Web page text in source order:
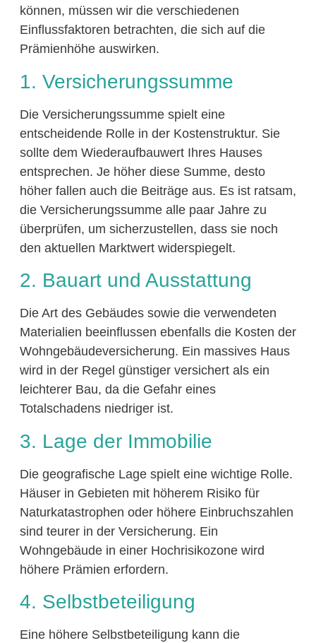
können, müssen wir die verschiedenen
Einflussfaktoren betrachten, die sich auf die
Prämienhöhe auswirken.
1. Versicherungssumme
Die Versicherungssumme spielt eine
entscheidende Rolle in der Kostenstruktur. Sie
sollte dem Wiederaufbauwert Ihres Hauses
entsprechen. Je höher diese Summe, desto
höher fallen auch die Beiträge aus. Es ist ratsam,
die Versicherungssumme alle paar Jahre zu
überprüfen, um sicherzustellen, dass sie noch
den aktuellen Marktwert widerspiegelt.
2. Bauart und Ausstattung
Die Art des Gebäudes sowie die verwendeten
Materialien beeinflussen ebenfalls die Kosten der
Wohngebäudeversicherung. Ein massives Haus
wird in der Regel günstiger versichert als ein
leichterer Bau, da die Gefahr eines
Totalschadens niedriger ist.
3. Lage der Immobilie
Die geografische Lage spielt eine wichtige Rolle.
Häuser in Gebieten mit höherem Risiko für
Naturkatastrophen oder höhere Einbruchszahlen
sind teurer in der Versicherung. Ein
Wohngebäude in einer Hochrisikozone wird
höhere Prämien erfordern.
4. Selbstbeteiligung
Eine höhere Selbstbeteiligung kann die